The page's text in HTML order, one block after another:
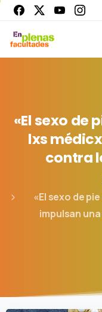
«Elsexo de
lxs
contra
«El sexo de
impulsan